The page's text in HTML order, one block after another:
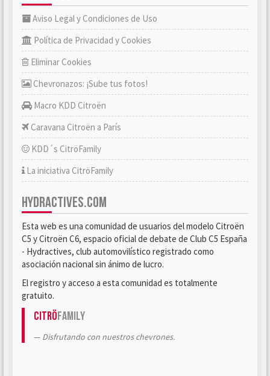
Aviso Legal y Condiciones de Uso
Política de Privacidad y Cookies
Eliminar Cookies
Chevronazos: ¡Sube tus fotos!
Macro KDD Citroën
Caravana Citroën a París
KDD´s CitröFamily
La iniciativa CitröFamily
HYDRACTIVES.COM
Esta web es una comunidad de usuarios del modelo Citroën
C5 y Citroën C6, espacio oficial de debate de Club C5 España
- Hydractives, club automovilístico registrado como
asociación nacional sin ánimo de lucro.
El registro y acceso a esta comunidad es totalmente
gratuito.
CitröFamily
Disfrutando con nuestros chevrones.